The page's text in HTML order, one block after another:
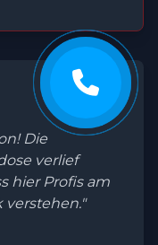
Die
verlief
hier Profis am
verstehen."